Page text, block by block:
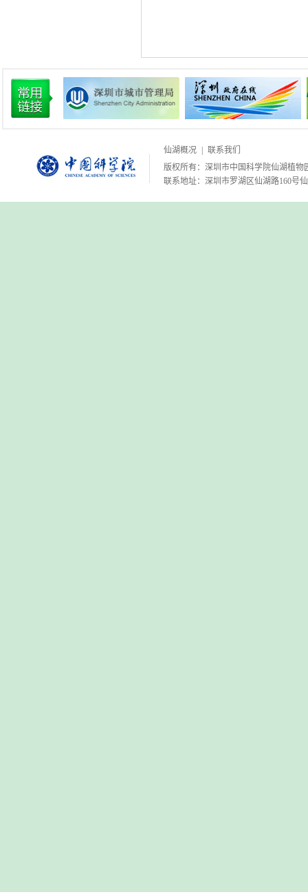
仙湖概况
联系我们
版权所有：深圳市中国科学院仙湖植物
联系地址：深圳市罗湖区仙湖路160号